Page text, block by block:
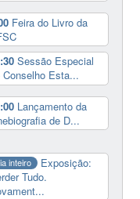
Feira do Livro da
Sessão Especial
Conselho Esta...
Lançamento da
de D...
inteiro
Exposição:
Tudo.